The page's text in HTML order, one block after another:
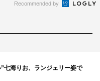
Recommended by
七海りお、ランジェリー姿で